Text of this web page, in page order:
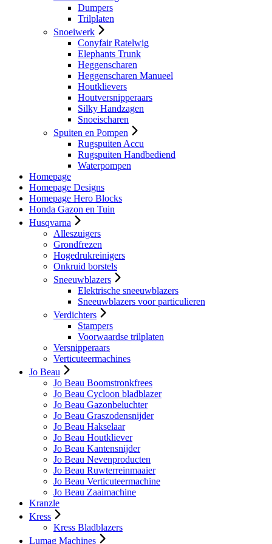
Dumpers
Trilplaten
Snoeiwerk
Conyfair Ratelwig
Elephants Trunk
Heggenscharen
Heggenscharen Manueel
Houtklievers
Houtversnipperaars
Silky Handzagen
Snoeischaren
Spuiten en Pompen
Rugspuiten Accu
Rugspuiten Handbediend
Waterpompen
Homepage
Homepage Designs
Homepage Hero Blocks
Honda Gazon en Tuin
Husqvarna
Alleszuigers
Grondfrezen
Hogedrukreinigers
Onkruid borstels
Sneeuwblazers
Elektrische sneeuwblazers
Sneeuwblazers voor particulieren
Verdichters
Stampers
Voorwaardse trilplaten
Versnipperaars
Verticuteermachines
Jo Beau
Jo Beau Boomstronkfrees
Jo Beau Cycloon bladblazer
Jo Beau Gazonbeluchter
Jo Beau Graszodensnijder
Jo Beau Hakselaar
Jo Beau Houtkliever
Jo Beau Kantensnijder
Jo Beau Nevenproducten
Jo Beau Ruwterreinmaaier
Jo Beau Verticuteermachine
Jo Beau Zaaimachine
Kranzle
Kress
Kress Bladblazers
Lumag Machines